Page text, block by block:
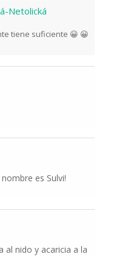
Netolická
tiene suficiente 😀 😀
es Sulvi!
al nido y acaricia a la